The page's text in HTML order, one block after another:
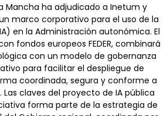
Mancha ha adjudicado a Inetum y
marco corporativo para el uso de la
en la Administración autonómica. El
fondos europeos FEDER, combinará
con un modelo de gobernanza
para facilitar el despliegue de
coordinada, segura y conforme a
claves del proyecto de IA pública
forma parte de la estrategia de